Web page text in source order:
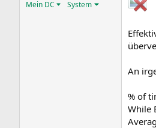
Mein DC
System
An
% of
While